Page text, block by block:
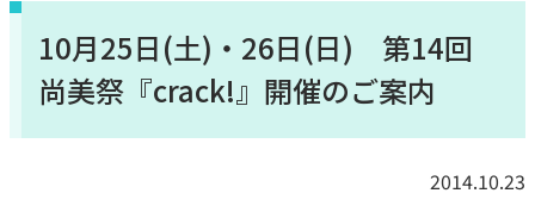
10月25日(土)・26日(日) 第14回
尚美祭『crack!』開催のご案内
2014.10.23